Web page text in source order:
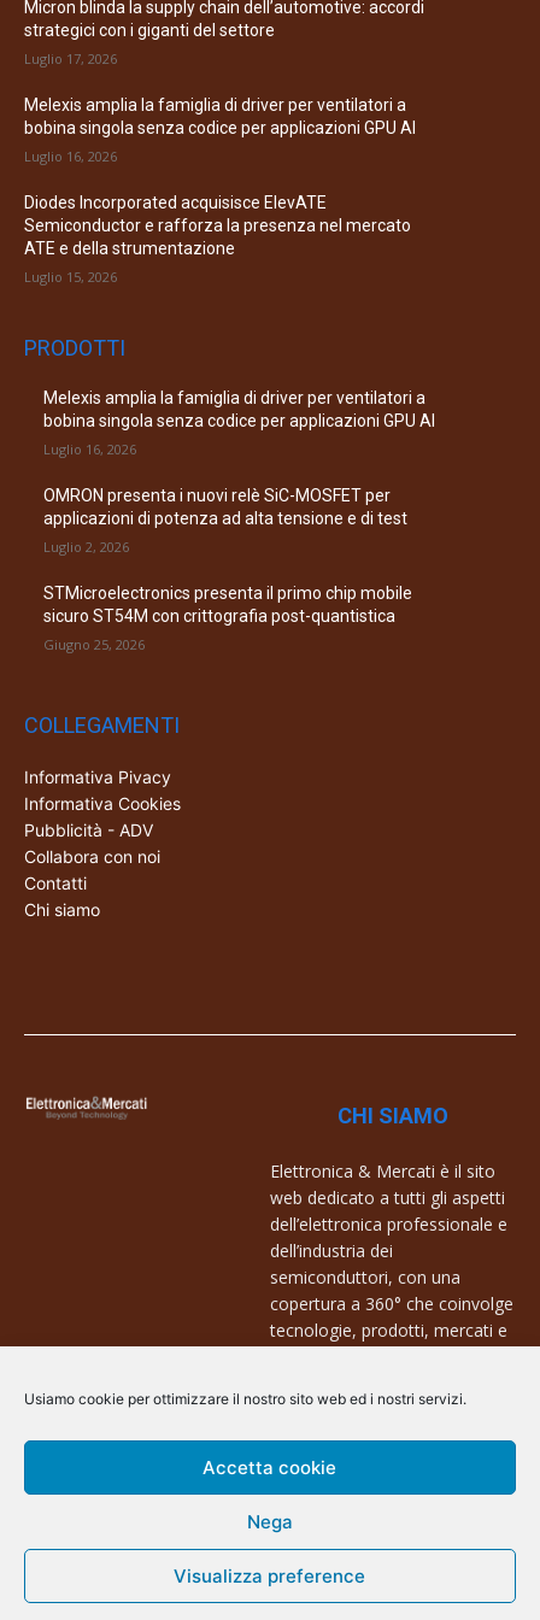
Usiamo cookie per ottimizzare il nostro sito web ed i nostri servizi.
Accetta cookie
Nega
Visualizza preference
Micron blinda la supply chain dell’automotive: accordi
strategici con i giganti del settore
Luglio 17, 2026
Melexis amplia la famiglia di driver per ventilatori a
bobina singola senza codice per applicazioni GPU AI
Luglio 16, 2026
Diodes Incorporated acquisisce ElevATE
Semiconductor e rafforza la presenza nel mercato
ATE e della strumentazione
Luglio 15, 2026
PRODOTTI
Melexis amplia la famiglia di driver per ventilatori a
bobina singola senza codice per applicazioni GPU AI
Luglio 16, 2026
OMRON presenta i nuovi relè SiC-MOSFET per
applicazioni di potenza ad alta tensione e di test
Luglio 2, 2026
STMicroelectronics presenta il primo chip mobile
sicuro ST54M con crittografia post-quantistica
Giugno 25, 2026
COLLEGAMENTI
Informativa Pivacy
Informativa Cookies
Pubblicità - ADV
Collabora con noi
Contatti
Chi siamo
CHI SIAMO
Elettronica & Mercati è il sito
web dedicato a tutti gli aspetti
dell’elettronica professionale e
dell’industria dei
semiconduttori, con una
copertura a 360° che coinvolge
tecnologie, prodotti, mercati e
Contatti:
info@arscommunication.it
@ArsCommunication 2023